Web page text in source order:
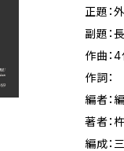
正題：
副題：
作曲：
作詞：
編者：
著者：
編成：